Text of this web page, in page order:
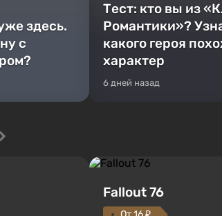
здесь.
с
Тест: кто вы из
Романтики»?
какого героя
характер
6 дней назад
Fallout 76